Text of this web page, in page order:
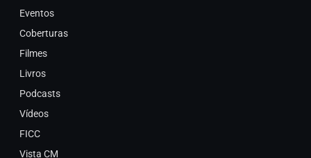
Eventos
Coberturas
Filmes
Livros
Podcasts
Vídeos
FICC
Vista CM